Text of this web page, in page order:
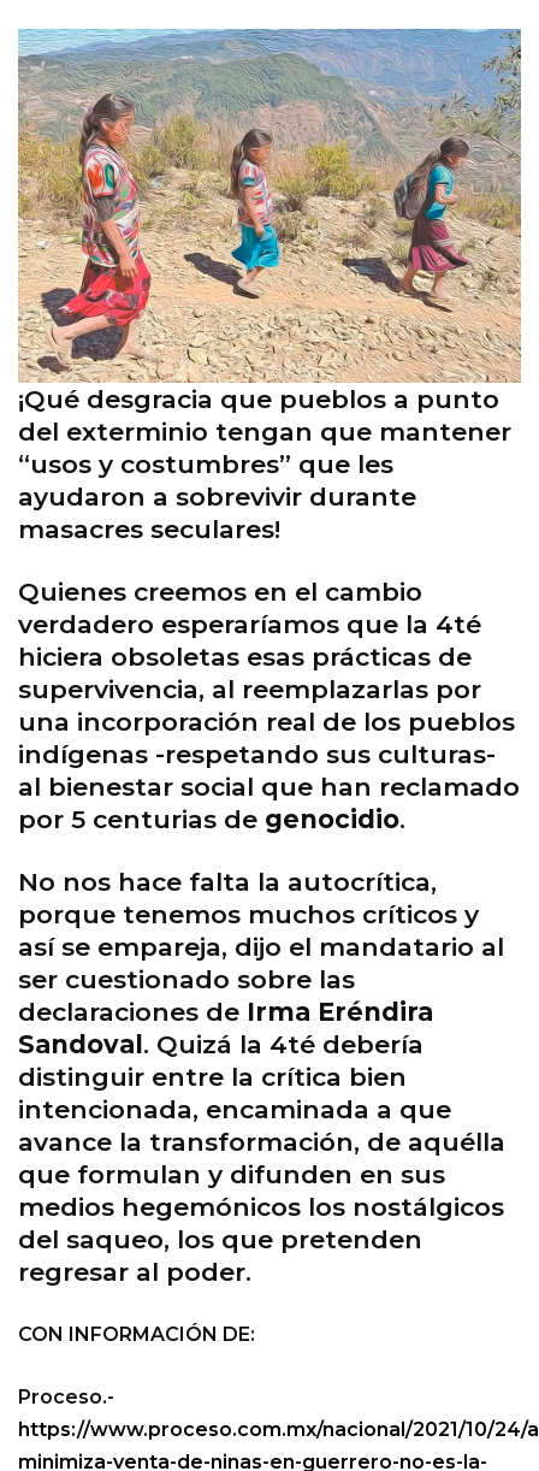
¡Qué desgracia que pueblos a punto
del exterminio tengan que mantener
“usos y costumbres” que les
ayudaron a sobrevivir durante
masacres seculares!
Quienes creemos en el cambio
verdadero esperaríamos que la 4té
hiciera obsoletas esas prácticas de
supervivencia, al reemplazarlas por
una incorporación real de los pueblos
indígenas -respetando sus culturas-
al bienestar social que han reclamado
por 5 centurias de genocidio.
No nos hace falta la autocrítica,
porque tenemos muchos críticos y
así se empareja, dijo el mandatario al
ser cuestionado sobre las
declaraciones de Irma Eréndira
Sandoval. Quizá la 4té debería
distinguir entre la crítica bien
intencionada, encaminada a que
avance la transformación, de aquélla
que formulan y difunden en sus
medios hegemónicos los nostálgicos
del saqueo, los que pretenden
regresar al poder.
CON INFORMACIÓN DE:
Proceso.-
https://www.proceso.com.mx/nacional/2021/10/24/
minimiza-venta-de-ninas-en-guerrero-no-es-la-